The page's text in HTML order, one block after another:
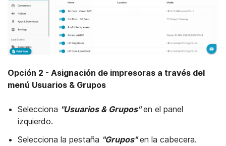
Opción 2 - Asignación de impresoras a través del
menú Usuarios & Grupos
Selecciona "Usuarios & Grupos"en el panel
izquierdo.
Selecciona la pestaña "Grupos"en la cabecera.